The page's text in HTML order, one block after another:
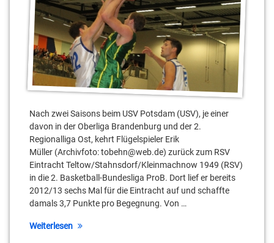
Nach zwei Saisons beim USV Potsdam (USV), je einer
davon in der Oberliga Brandenburg und der 2.
Regionalliga Ost, kehrt Flügelspieler Erik
Müller (Archivfoto: tobehn@web.de) zurück zum RSV
Eintracht Teltow/Stahnsdorf/Kleinmachnow 1949 (RSV)
in die 2. Basketball-Bundesliga ProB. Dort lief er bereits
2012/13 sechs Mal für die Eintracht auf und schaffte
damals 3,7 Punkte pro Begegnung. Von …
Weiterlesen
Schumann
RSV
Basketball
Thomas
Schoeps
Potsdam